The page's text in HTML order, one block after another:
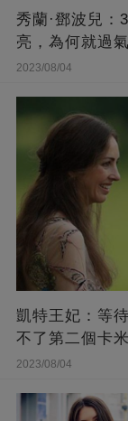
秀蘭·鄧波兒：
亮，為何就過
2023/08/04
凱特王妃：等
不了第二個卡
2023/08/04